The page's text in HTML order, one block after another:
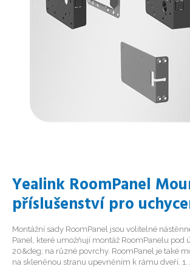
Yealink RoomPanel
příslušenství pro
Montážní sady RoomPanel jsou volitelné
Panel, které umožňují montáž RoomPanelu pod
20&deg; na různé povrchy. RoomPanel je také
na skleněnou stranu upevněním k rámu dveří. 1.